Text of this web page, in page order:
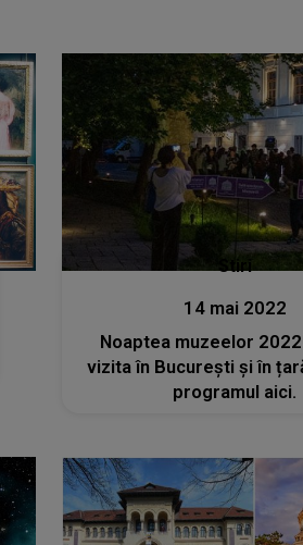
Stiri
14 mai 2022
Noaptea muzeelor
vizita în București și în
programul aici.